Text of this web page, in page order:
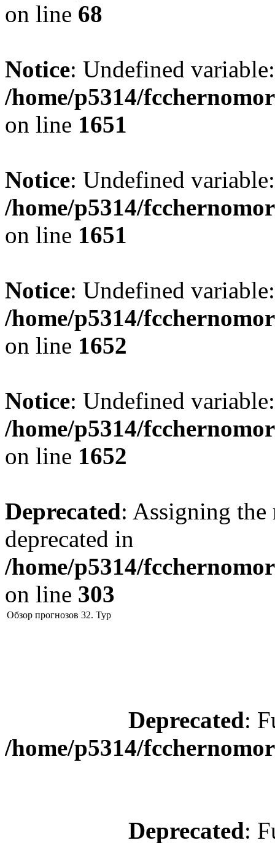
on line 68
Notice: Undefined
/home/p5314/
on line 1651
Notice: Undefined
/home/p5314/
on line 1651
Notice: Undefined
/home/p5314/
on line 1652
Notice: Undefined
/home/p5314/
on line 1652
Deprecated: Assigning the
deprecated in
/home/p5314/
on line 303
Обзор прогнозов 32. Тур
Deprecated:
/home/p5314/
Deprecated: